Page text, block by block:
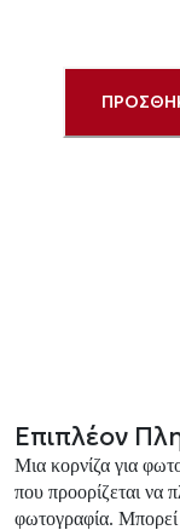
Επιπλέον
Μια κορνίζα για
που προορίζεται να
φωτογραφία. Μπορεί